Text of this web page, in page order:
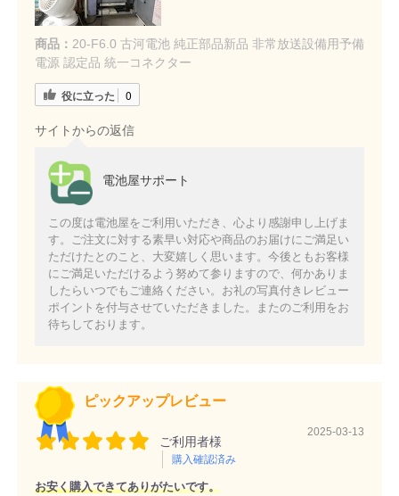
商品： 20-F6.0 古河電池 純正部品新品 非常放送設備用予備
電源 認定品 統一コネクター
役に立った 0
サイトからの返信
電池屋サポート
この度は電池屋をご利用いただき、心より感謝申し上げま
す。ご注文に対する素早い対応や商品のお届けにご満足い
ただけたとのこと、大変嬉しく思います。今後ともお客様
にご満足いただけるよう努めて参りますので、何かありま
したらいつでもご連絡ください。お礼の写真付きレビュー
ポイントを付与させていただきました。またのご利用をお
待ちしております。
ピックアップレビュー
ご利用者様
購入確認済み
2025-03-13
お安く購入できてありがたいです。